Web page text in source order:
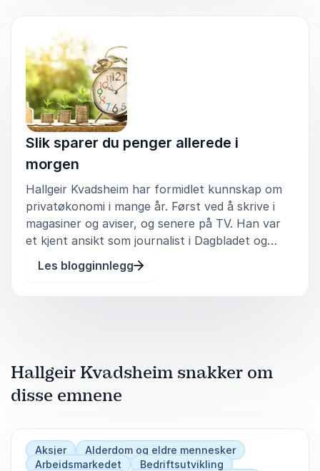
Hallgeir Kvadsheim
Bør du binde renta eller la den flyte? Myter om
fastrentelån
De viktigste skattereglene for en boligeier.
Visste du for eksempel at du kan selge boligen
skattefritt mange år etter at du flyttet ut?
Slik sparer du penger allerede i
morgen
Hallgeir Kvadsheim har formidlet kunnskap om
privatøkonomi i mange år. Først ved å skrive i
magasiner og aviser, og senere på TV. Han var
et kjent ansikt som journalist i Dagbladet og
Dine Penger, og etter at han ble med på
Luksusfellen som økonomisk rådgiver i 2007
Les blogginnlegg
Hallgeir Kvadsheim snakker om
disse emnene
Aksjer
Alderdom og eldre mennesker
Arbeidsmarkedet
Bedriftsutvikling